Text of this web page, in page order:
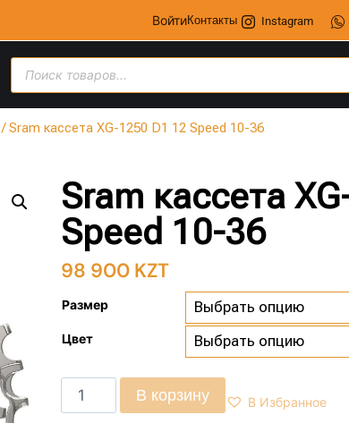
ВойтиКонтакты Instagram
/ Sram кассета XG-1250 D1 12 Speed 10-36
Sram кассета
Speed 10-36
98 900 KZT
Размер
Цвет
В корзину В Избранное